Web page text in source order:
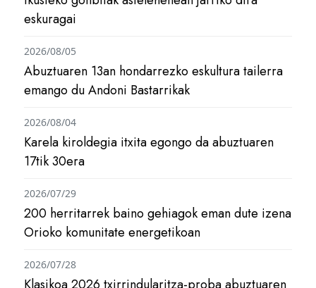
eskuragai
Abuztuaren 13an hondarrezko eskultura tailerra
emango du Andoni Bastarrikak
2026/08/05
Karela kiroldegia itxita egongo da abuztuaren
17tik 30era
2026/08/04
200 herritarrek baino gehiagok eman dute izena
Orioko komunitate energetikoan
2026/07/29
2026/07/28